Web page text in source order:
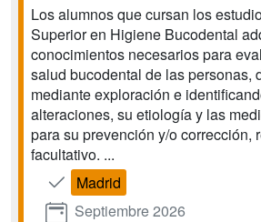
Los alumnos que cursan los
Superior en Higiene Bucodental
conocimientos necesarios para
salud bucodental de las personas,
mediante exploración e
alteraciones, su etiología y las
para su prevención y/o corrección,
facultativo. ...
Madrid
Septiembre 2026